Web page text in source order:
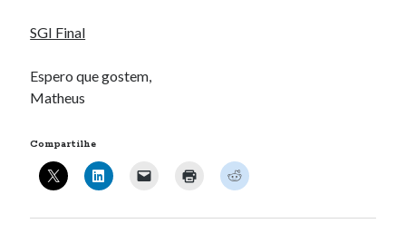
Ubuntu 12.04 – Configurando Samba (3.6.3)
Projetos – Git Hub
Programando atmega8u2 no Arduino Uno utilizando USB Asp
Usando USB ASP como não root
SGI Final
Espero que gostem,
Matheus
Compartilhe